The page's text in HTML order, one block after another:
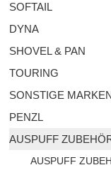
SOFTAIL
DYNA
SHOVEL & PAN
TOURING
SONSTIGE
PENZL
AUSPUFF
AUSPUFF